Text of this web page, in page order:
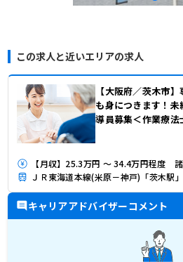
この求人と近いエリアの求人
【大阪府／茨木市
も身につきます！
導員募集＜作業療法
【月収】25.3万円 ～ 34.4万円程度
ＪＲ東海道本線(米原－神戸)「茨木駅」
キャリアアドバイザーコメント